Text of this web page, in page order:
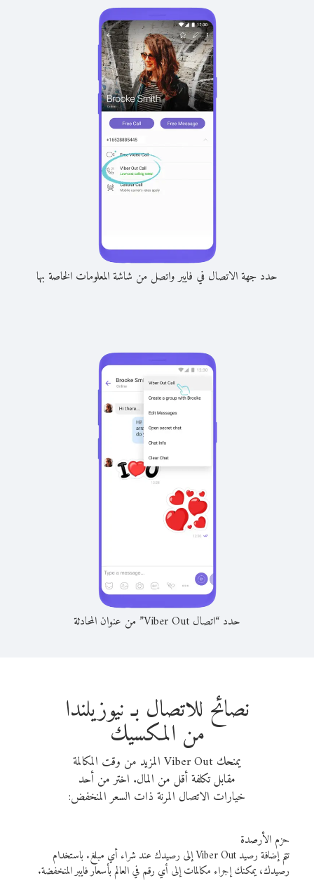
حدد جهة الاتصال في فايبر واتصل من شاشة المعلومات الخاصة بها
حدد “اتصال Viber Out” من عنوان المحادثة
نصائح للاتصال بـ نيوزيلندا
من المكسيك
يمنحك Viber Out المزيد من وقت المكالمة
مقابل تكلفة أقل من المال. اختر من أحد
خيارات الاتصال المرنة ذات السعر المنخفض:
حزم الأرصدة
تتم إضافة رصيد Viber Out إلى رصيدك عند شراء أي مبلغ. باستخدام
رصيدك، يمكنك إجراء مكالمات إلى أي رقم في العالم بأسعار فايبر المنخفضة.